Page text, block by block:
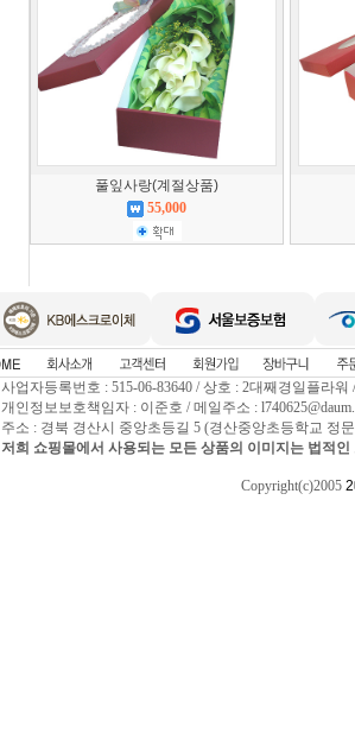
풀잎사랑(계절상품)
55,000
사업자등록번호 : 515-06-83640 / 상호 : 2대째경일플라워
개인정보보호책임자 : 이준호 / 메일주소 :
주소 : 경북 경산시 중앙초등길 5 (경산중앙초등학교 정
저희 쇼핑몰에서 사용되는 모든 상품의 이미지는 법적
Copyright(c)2005